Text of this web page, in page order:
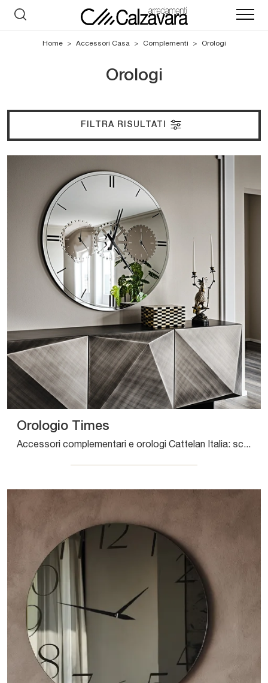
Home > Accessori Casa > Complementi > Orologi
Orologi
FILTRA RISULTATI
Orologio Times
Accessori complementari e orologi Cattelan Italia: scopri come arricchire i tuoi interni design con il modello Orologio Times.